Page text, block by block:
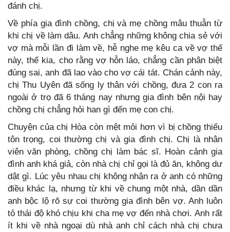
đánh chị.
Về phía gia đình chồng, chị và mẹ chồng mâu thuẫn từ
khi chị về làm dâu. Anh chẳng những không chia sẻ với
vợ mà mỗi lần đi làm về, hễ nghe mẹ kêu ca về vợ thế
này, thế kia, cho rằng vợ hỗn láo, chẳng cần phân biệt
đúng sai, anh đã lao vào cho vợ cái tát. Chán cảnh này,
chị Thu Uyên đã sống ly thân với chồng, đưa 2 con ra
ngoài ở trọ đã 6 tháng nay nhưng gia đình bên nội hay
chồng chị chẳng hỏi han gì đến mẹ con chị.
Chuyện của chị Hòa còn mệt mỏi hơn vì bị chồng thiếu
tôn trọng, coi thường chị và gia đình chị. Chị là nhân
viên văn phòng, chồng chị làm bác sĩ. Hoàn cảnh gia
đình anh khá giả, còn nhà chị chỉ gọi là đủ ăn, không dư
dật gì. Lúc yêu nhau chị không nhận ra ở anh có những
điều khác lạ, nhưng từ khi về chung một nhà, dần dần
anh bộc lộ rõ sự coi thường gia đình bên vợ. Anh luôn
tỏ thái độ khó chịu khi cha mẹ vợ đến nhà chơi. Anh rất
ít khi về nhà ngoại dù nhà anh chỉ cách nhà chị chưa